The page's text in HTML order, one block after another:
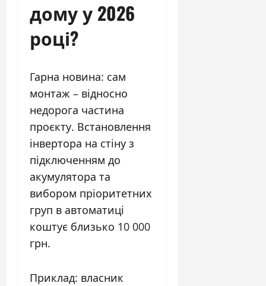
дому у 2026
році?
Гарна новина: сам
монтаж – відносно
недорога частина
проєкту. Встановлення
інвертора на стіну з
підключенням до
акумулятора та
вибором пріоритетних
груп в автоматиці
коштує близько 10 000
грн.
Приклад: власник